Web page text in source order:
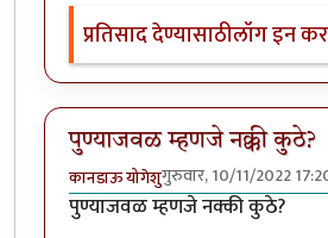
प्रतिसाद देण्यासाठीलॉग इन
पुण्याजवळ म्हणजे नक्की कुठे?
कानडाऊ योगेशुगुरुवार, 10/11/2022
पुण्याजवळ म्हणजे नक्की कुठे?